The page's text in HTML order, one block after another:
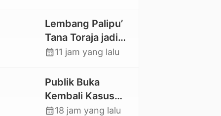
Lembang Palipu’
Tana Toraja jadi
Percontohan
Sejahtera oleh
Kemensos
calendar_month11 jam yang lalu
Publik Buka
Kembali Kasus
Hilangnya Stoner,
calendar_month18 jam yang lalu